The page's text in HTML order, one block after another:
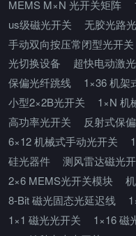
MEMS M×N 光开关矩阵
us级磁光开关
无胶光路
手动双向按压常闭型光开关
光切换设备
超快电动激
保偏光纤跳线
1×36 机架
小型2×2B光开关
1×N 机
高功率光开关
反射式保
6×12 机械式手动光开关
硅光器件
测风雷达磁光
2×6 MEMS光开关模块
8-Bit 磁光固态光延迟线
1×1 磁光光开关
1×16 磁